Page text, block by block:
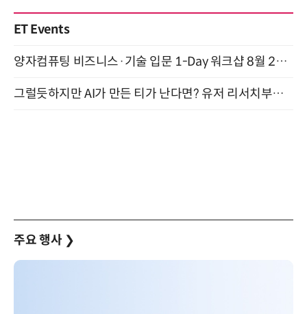
ET Events
양자컴퓨팅 비즈니스·기술 입문 1-Day 워크샵 8월 28일 개최
그럴듯하지만 AI가 만든 티가 난다면? 유저 리서치부터 배포까지! (9/15)
주요 행사 ❯